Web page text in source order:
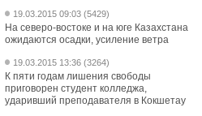
19.03.2015 09:03 (5429)
На северо-востоке и на юге Казахстана
ожидаются осадки, усиление ветра
19.03.2015 13:36 (3264)
К пяти годам лишения свободы
приговорен студент колледжа,
ударивший преподавателя в Кокшетау